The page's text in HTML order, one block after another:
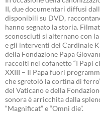
II, due documentari diffusi
disponibili su DVD,
hanno segnato la storia.
sconosciuti si alternano con
e gli interventi del Cardinale
della Fondazione Papa
raccolti nel cofanetto “I Papi
XXIII – Il Papa fuori
che sgretolò la cortina di
del Vaticano e della
sonora è arricchita dalla
“Magnificat” e “Omni die”.